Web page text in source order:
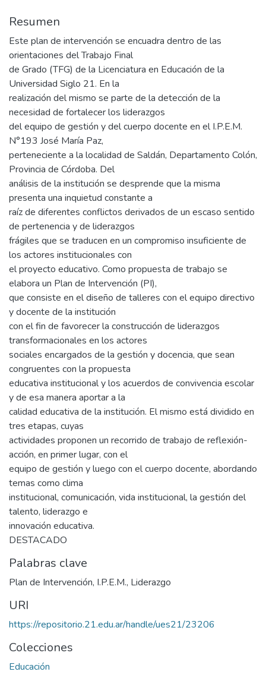
Resumen
Este plan de intervención se encuadra dentro de las
orientaciones del Trabajo Final
de Grado (TFG) de la Licenciatura en Educación de la
Universidad Siglo 21. En la
realización del mismo se parte de la detección de la
necesidad de fortalecer los liderazgos
del equipo de gestión y del cuerpo docente en el I.P.E.M.
N°193 José María Paz,
perteneciente a la localidad de Saldán, Departamento Colón,
Provincia de Córdoba. Del
análisis de la institución se desprende que la misma
presenta una inquietud constante a
raíz de diferentes conflictos derivados de un escaso sentido
de pertenencia y de liderazgos
frágiles que se traducen en un compromiso insuficiente de
los actores institucionales con
el proyecto educativo. Como propuesta de trabajo se
elabora un Plan de Intervención (PI),
que consiste en el diseño de talleres con el equipo directivo
y docente de la institución
con el fin de favorecer la construcción de liderazgos
transformacionales en los actores
sociales encargados de la gestión y docencia, que sean
congruentes con la propuesta
educativa institucional y los acuerdos de convivencia escolar
y de esa manera aportar a la
calidad educativa de la institución. El mismo está dividido en
tres etapas, cuyas
actividades proponen un recorrido de trabajo de reflexión-
acción, en primer lugar, con el
equipo de gestión y luego con el cuerpo docente, abordando
temas como clima
institucional, comunicación, vida institucional, la gestión del
talento, liderazgo e
innovación educativa.
DESTACADO
Palabras clave
Plan de Intervención, I.P.E.M., Liderazgo
URI
https://repositorio.21.edu.ar/handle/ues21/23206
Colecciones
Educación